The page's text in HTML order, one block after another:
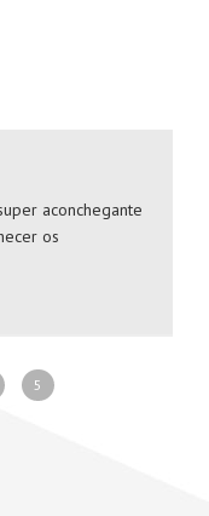
aconchegante
os
5